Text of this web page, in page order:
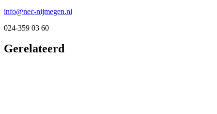
info@nec-nijmegen.nl
024-359 03 60
Gerelateerd